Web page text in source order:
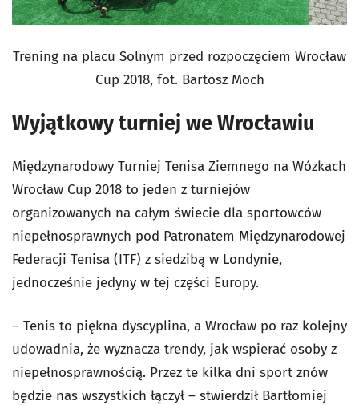
Trening na placu Solnym przed rozpoczęciem Wrocław
Cup 2018, fot. Bartosz Moch
Wyjątkowy turniej we Wrocławiu
Międzynarodowy Turniej Tenisa Ziemnego na Wózkach
Wrocław Cup 2018 to jeden z turniejów
organizowanych na całym świecie dla sportowców
niepełnosprawnych pod Patronatem Międzynarodowej
Federacji Tenisa (ITF) z siedzibą w Londynie,
jednocześnie jedyny w tej części Europy.
– Tenis to piękna dyscyplina, a Wrocław po raz kolejny
udowadnia, że wyznacza trendy, jak wspierać osoby z
niepełnosprawnością. Przez te kilka dni sport znów
będzie nas wszystkich łączył – stwierdził Bartłomiej